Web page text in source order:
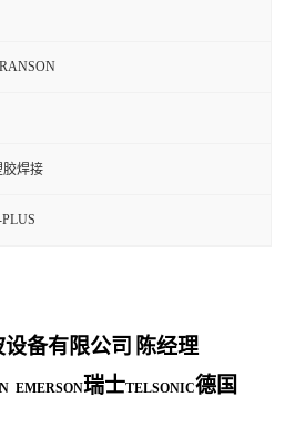
胶焊接
备有限公司 陈经理
EMERSON瑞士TELSONIC德国